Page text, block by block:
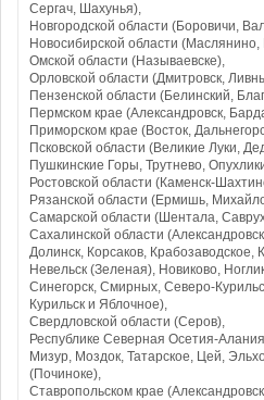
Сергач, Шахунья),
Новгородской области (Боровичи,
Новосибирской области
Омской области (Называевске),
Орловской области (Дмитровск,
Пензенской области (Белинский,
Пермском крае (Александровск,
Приморском крае (Восток,
Псковской области (Великие Луки,
Пушкинские Горы, Трутнево,
Ростовской области (Каменск-
Рязанской области (Ермишь,
Самарской области (Шентала,
Сахалинской области
Долинск, Корсаков, Крабозаводское,
Невельск (Зеленая), Новиково,
Синегорск, Смирных, Северо-
Курильск и Яблочное),
Свердловской области (Серов),
Республике Северная Осетия-
Мизур, Моздок, Татарское, Цей,
(Починоке),
Ставропольском крае